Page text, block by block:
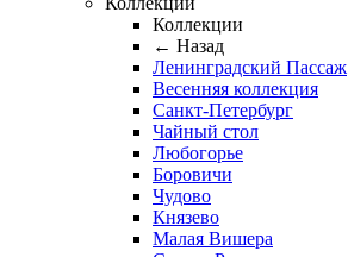
Коллекции
← Назад
Ленинградский Пассаж
Весенняя коллекция
Санкт-Петербург
Чайный стол
Любогорье
Боровичи
Чудово
Князево
Малая Вишера